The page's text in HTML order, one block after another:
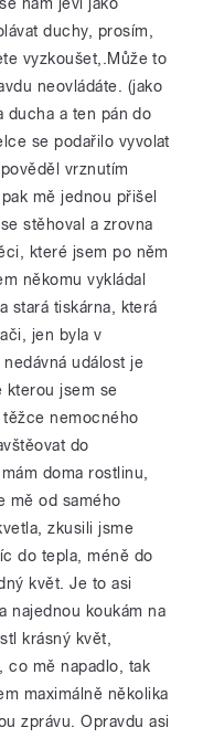
duchy, prosím,
vyzkoušet,.Může to
neovládáte. (jako
ducha a ten pán do
se podařilo vyvolat
vrznutím
mě jednou přišel
stěhoval a zrovna
které jsem po něm
někomu vykládal
stará tiskárna, která
jen byla v
událost je
kterou jsem se
nemocného
do
doma rostlinu,
mě od samého
zkusili jsme
do tepla, méně do
květ. Je to asi
najednou koukám na
krásný květ,
co mě napadlo, tak
maximálně několika
zprávu. Opravdu asi